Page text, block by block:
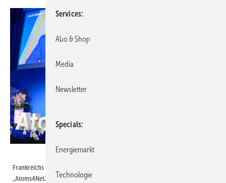
Frankreichs Energieministerin Agnès Pannier-Runacher in einer Runde der
„Atoms4NetZero“
Services
Abo & Shop
Media
Newsletter
Specials
Energiemarkt
Technologie